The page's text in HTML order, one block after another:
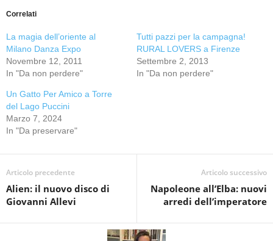
Correlati
La magia dell’oriente al
Milano Danza Expo
Novembre 12, 2011
In "Da non perdere"
Tutti pazzi per la campagna!
RURAL LOVERS a Firenze
Settembre 2, 2013
In "Da non perdere"
Un Gatto Per Amico a Torre
del Lago Puccini
Marzo 7, 2024
In "Da preservare"
Articolo precedente
Alien: il nuovo disco di
Giovanni Allevi
Articolo successivo
Napoleone all’Elba: nuovi
arredi dell’imperatore